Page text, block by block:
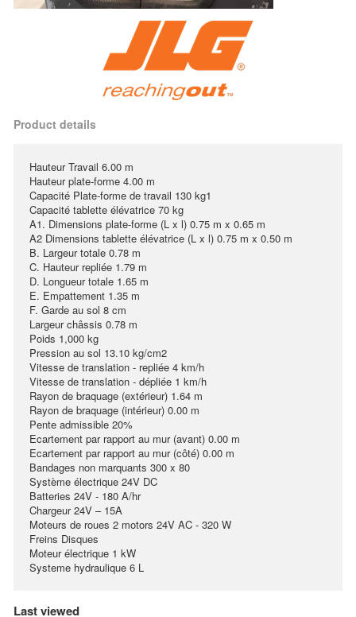
Product details
Hauteur Travail 6.00 m
Hauteur plate-forme 4.00 m
Capacité Plate-forme de travail 130 kg1
Capacité tablette élévatrice 70 kg
A1. Dimensions plate-forme (L x l) 0.75 m x 0.65 m
A2 Dimensions tablette élévatrice (L x l) 0.75 m x 0.50 m
B. Largeur totale 0.78 m
C. Hauteur repliée 1.79 m
D. Longueur totale 1.65 m
E. Empattement 1.35 m
F. Garde au sol 8 cm
Largeur châssis 0.78 m
Poids 1,000 kg
Pression au sol 13.10 kg/cm2
Vitesse de translation - repliée 4 km/h
Vitesse de translation - dépliée 1 km/h
Rayon de braquage (extérieur) 1.64 m
Rayon de braquage (intérieur) 0.00 m
Pente admissible 20%
Ecartement par rapport au mur (avant) 0.00 m
Ecartement par rapport au mur (côté) 0.00 m
Bandages non marquants 300 x 80
Système électrique 24V DC
Batteries 24V - 180 A/hr
Chargeur 24V – 15A
Moteurs de roues 2 motors 24V AC - 320 W
Freins Disques
Moteur électrique 1 kW
Systeme hydraulique 6 L
Last viewed